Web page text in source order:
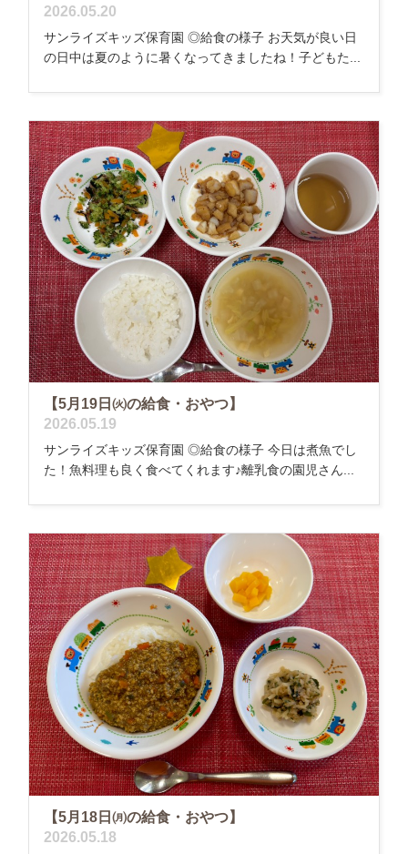
2026.05.20
サンライズキッズ保育園 ◎給食の様子 お天気が良い日
の日中は夏のように暑くなってきましたね！子どもた...
【5月19日㈫の給食・おやつ】
2026.05.19
サンライズキッズ保育園 ◎給食の様子 今日は煮魚でし
た！魚料理も良く食べてくれます♪離乳食の園児さん...
【5月18日㈪の給食・おやつ】
2026.05.18